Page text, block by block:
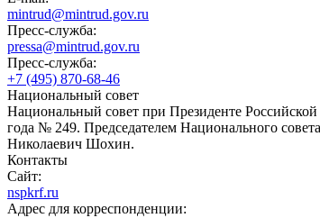
mintrud@mintrud.gov.ru
Пресс-служба:
pressa@mintrud.gov.ru
Пресс-служба:
+7 (495) 870-68-46
Национальный совет
Национальный совет при Президенте
года № 249. Председателем Национального
Николаевич Шохин.
Контакты
Сайт:
nspkrf.ru
Адрес для корреспонденции: